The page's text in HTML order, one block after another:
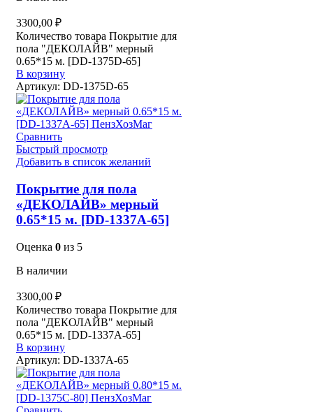
3300,00 ₽
Количество товара Покрытие для
пола "ДЕКОЛАЙВ" мерный
0.65*15 м. [DD-1375D-65]
В корзину
Артикул: DD-1375D-65
Сравнить
Быстрый просмотр
Добавить в список желаний
Покрытие для пола
«ДЕКОЛАЙВ» мерный
0.65*15 м. [DD-1337A-65]
Оценка 0 из 5
В наличии
3300,00 ₽
Количество товара Покрытие для
пола "ДЕКОЛАЙВ" мерный
0.65*15 м. [DD-1337A-65]
В корзину
Артикул: DD-1337A-65